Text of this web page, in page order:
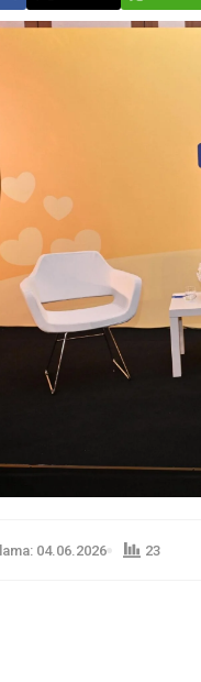
04.06.2026 23